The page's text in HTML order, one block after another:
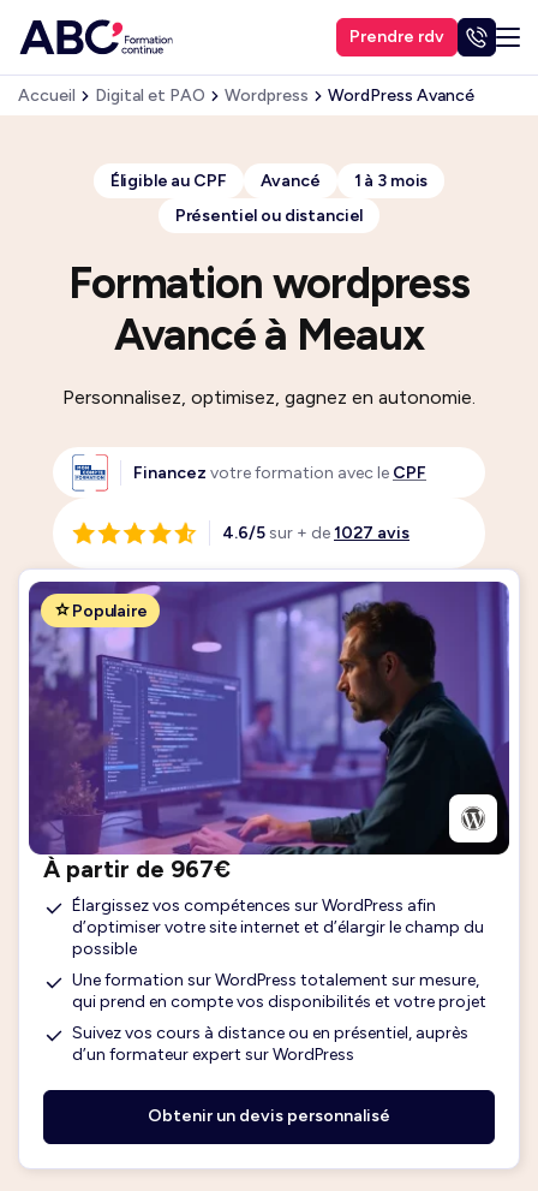
Prendre rdv
Accueil Digital et PAO Wordpress WordPress Avancé
Formation wordpress
Avancé à Meaux
Éligible au CPF Avancé
1 à 3 mois
Présentiel ou distanciel
Personnalisez, optimisez, gagnez en autonomie.
Financez votre formation avec le CPF
4.6/5sur + de1027 avis
Populaire
À partir de 967€
Élargissez vos compétences sur WordPress afin
d’optimiser votre site internet et d’élargir le champ du
possible
Une formation sur WordPress totalement sur mesure,
qui prend en compte vos disponibilités et votre projet
Suivez vos cours à distance ou en présentiel, auprès
d’un formateur expert sur WordPress
Obtenir un devis personnalisé